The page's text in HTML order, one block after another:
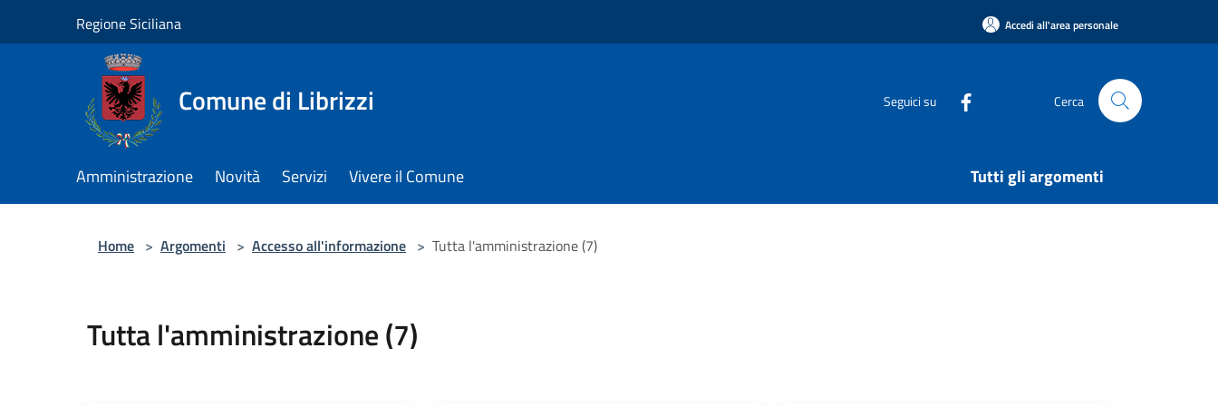
Regione Siciliana Accedi all'area personale
Comune di Librizzi Seguici su Cerca
Amministrazione Novità Servizi Vivere il Comune Tutti gli argomenti
Home > Argomenti > Accesso all'informazione > Tutta l'amministrazione (7)
Tutta l'amministrazione (7)